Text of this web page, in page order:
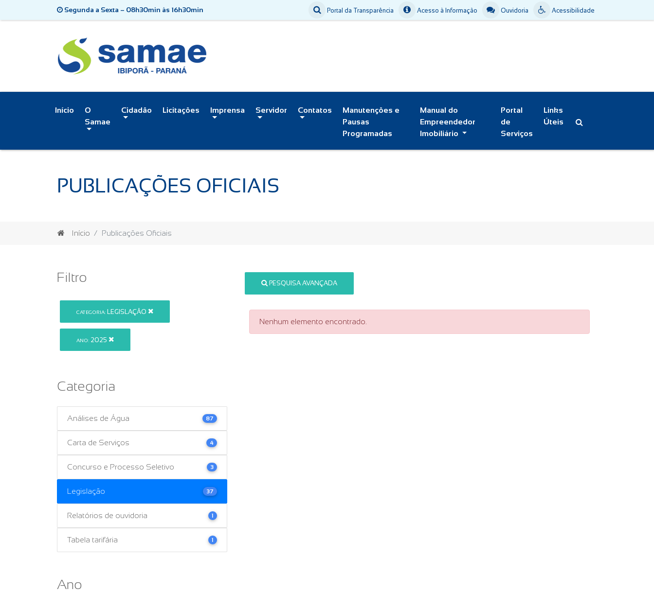
Segunda a Sexta – 08h30min às 16h30min Acessibilidade
Ouvidoria
Acesso à Informação
Portal da Transparência
Início
O
Samae
Cidadão Licitações Imprensa Servidor Contatos
Manutenções e
Pausas
Programadas
Manual do
Empreendedor
Imobiliário
Portal
de
Serviços
Links
Úteis
PUBLICAÇÕES OFICIAIS
Início Publicações Oficiais
Filtro
CATEGORIA: LEGISLAÇÃO
ANO: 2025
Categoria
Análises de Água 87
Carta de Serviços 4
Concurso e Processo Seletivo 3
Legislação 37
Relatórios de ouvidoria 1
Tabela tarifária 1
Ano
PESQUISA AVANÇADA
Nenhum elemento encontrado.